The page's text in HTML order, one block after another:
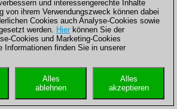
weißenNg3 (N7c) - weil er den diagonal
(R8b) auf's Korn nimmt.
9.S6f … )
- die Offiziere (hier: ein Silbergeneral)
und attackieren.
und interessengerechte Inhalte
von ihrem Verwendungszweck können dabei
Cookies auch Analyse-Cookies sowie
werden. Hier können Sie der
Cookies und Marketing-Cookies
Informationen finden Sie in unserer
Alles
akzeptieren
Alles
ablehnen